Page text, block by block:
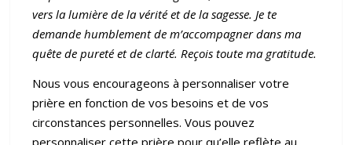
vers la lumière de la vérité et de la sagesse. Je te
demande humblement de m’accompagner dans ma
quête de pureté et de clarté. Reçois toute ma gratitude.
Nous vous encourageons à personnaliser votre
prière en fonction de vos besoins et de vos
circonstances personnelles. Vous pouvez